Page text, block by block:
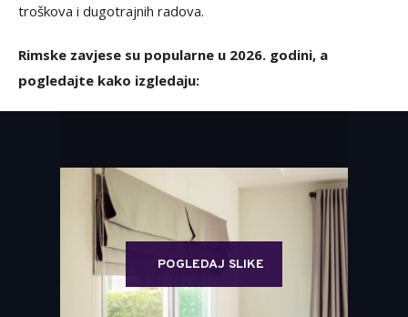
troškova i dugotrajnih radova.
Rimske zavjese su popularne u 2026. godini, a
pogledajte kako izgledaju:
POGLEDAJ SLIKE